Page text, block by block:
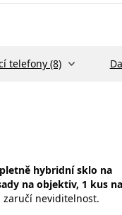
telefony (8)
hybridní sklo na
na objektiv, 1 kus na
neviditelnost.